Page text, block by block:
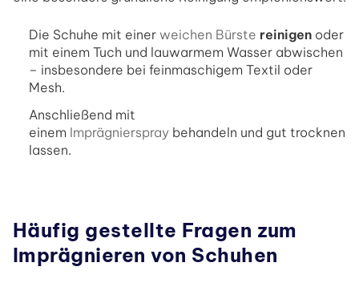
Die Schuhe mit einer weichen Bürste reinigen oder
mit einem Tuch und lauwarmem Wasser abwischen
– insbesondere bei feinmaschigem Textil oder
Mesh.
Anschließend mit
einem Imprägnierspray behandeln und gut trocknen
lassen.
Häufig gestellte Fragen zum
Imprägnieren von Schuhen